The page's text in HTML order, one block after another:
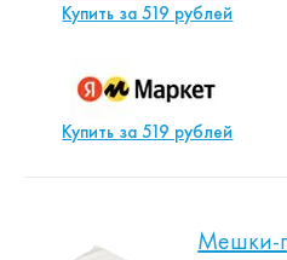
Купить за 519 рублей
Купить за 519 рублей
Мешки-